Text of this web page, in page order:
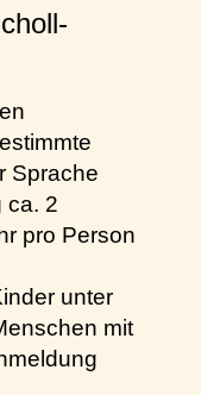
Sprache
ca. 2
pro Person
unter
mit